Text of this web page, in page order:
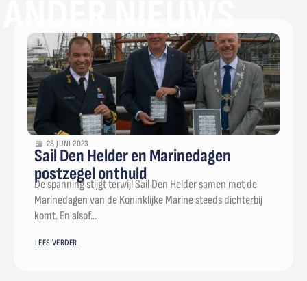
28 JUNI 2023
Sail Den Helder en Marinedagen
postzegel onthuld
De spanning stijgt terwijl Sail Den Helder samen met de
Marinedagen van de Koninklijke Marine steeds dichterbij
komt. En alsof...
LEES VERDER